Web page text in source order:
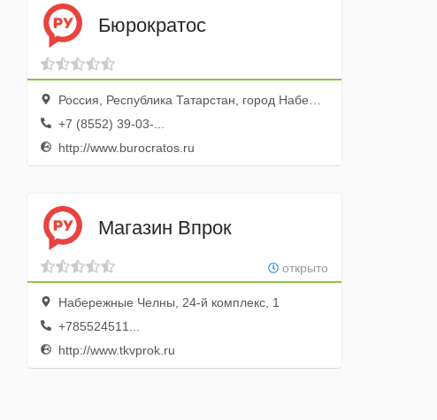
Бюрократос
Россия, Республика Татарстан, город Набережные Челны, 2-й комплекс, бульвар Энтузиастов, 16
+7 (8552) 39-03-...
http://www.burocratos.ru
Магазин Впрок
открыто
Набережные Челны, 24-й комплекс, 1
+785524511...
http://www.tkvprok.ru